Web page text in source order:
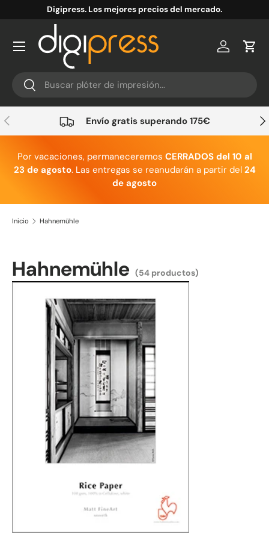
Ir al contenido
Digipress. Los mejores precios del mercado.
Buscar
Buscar
Cuenta
Anterior Envío gratis superando 175€
Por vacaciones, permaneceremos CERRADOS del 10 al
23 de agosto. Las entregas se reanudarán a partir del 24
de agosto
Inicio Hahnemühle
Hahnemühle (54 productos)